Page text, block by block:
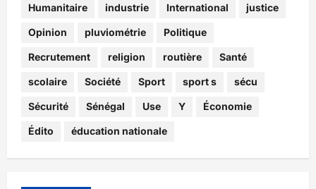
Humanitaire industrie International justice
Opinion pluviométrie Politique
Recrutement religion routière Santé
scolaire Société Sport sport s sécu
Sécurité Sénégal Use Y Économie
Édito éducation nationale